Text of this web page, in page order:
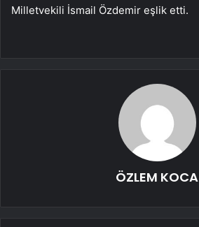
Milletvekili İsmail Özdemir eşlik etti.
ÖZLEM KOCA